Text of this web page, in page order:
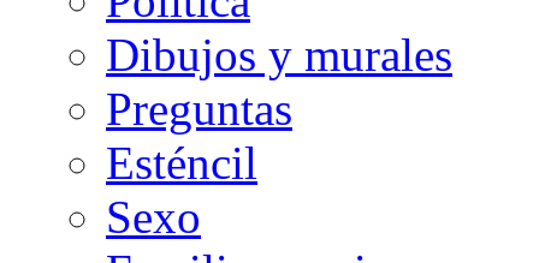
Dibujos y murales
Preguntas
Esténcil
Sexo